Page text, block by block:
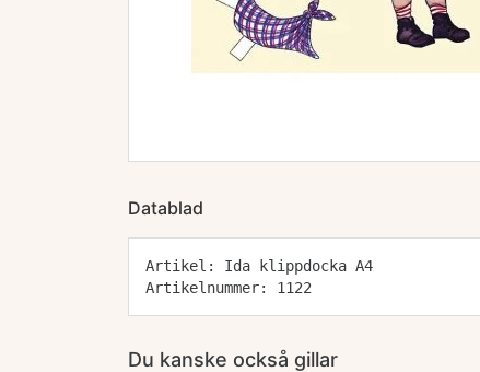
Datablad
Artikel: Ida klippdocka A4
Artikelnummer: 1122
Du kanske också gillar